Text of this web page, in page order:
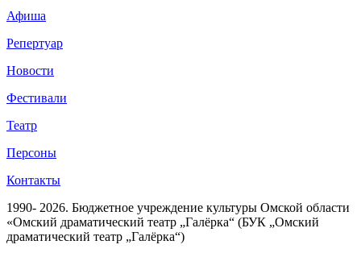
Афиша
Репертуар
Новости
Фестивали
Театр
Персоны
Контакты
1990- 2026. Бюджетное учреждение культуры Омской области
«Омский драматический театр „Галёрка“ (БУК „Омский
драматический театр „Галёрка“)